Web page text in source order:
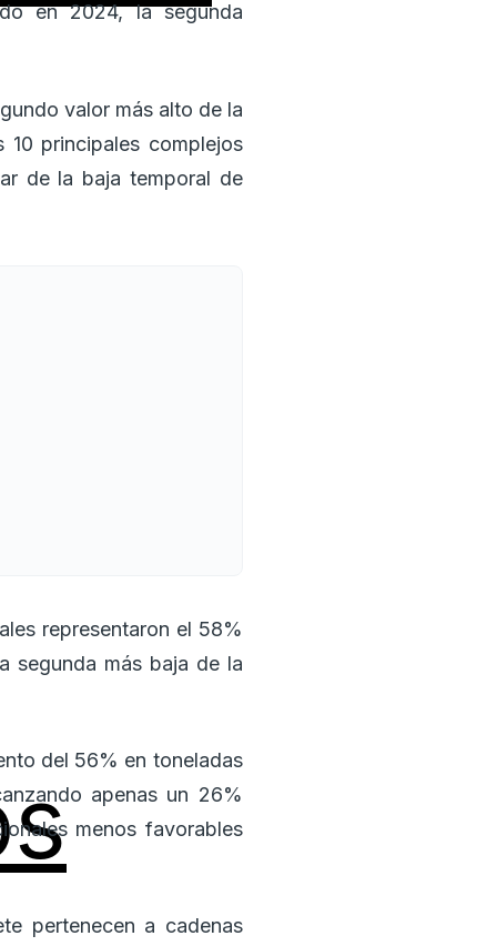
en 2024, la segunda
valor más alto de la
principales complejos
de la baja temporal de
representaron el 58%
segunda más baja de la
del 56% en toneladas
apenas un 26%
menos favorables
pertenecen a cadenas